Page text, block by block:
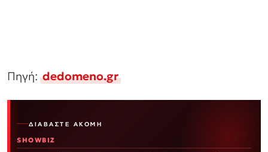
Πηγή:dedomeno.gr
ΔΙΑΒΆΣΤΕ ΑΚΌΜΗ
SHOWBIZ